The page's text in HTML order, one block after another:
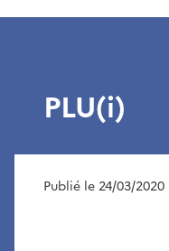
PLU(i)
Publié le 24/03/2020